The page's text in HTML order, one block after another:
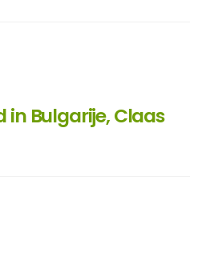
in Bulgarije, Claas